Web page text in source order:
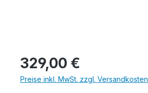
Regulärer Preis:
329,00 €
Preise inkl. MwSt. zzgl. Versandkosten